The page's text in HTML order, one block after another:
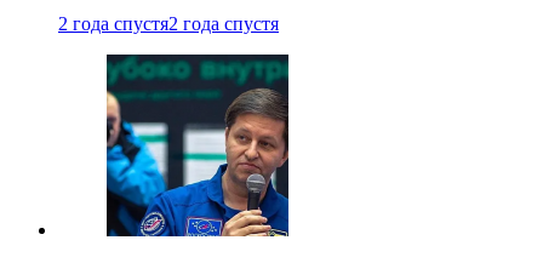
2 года спустя2 года спустя